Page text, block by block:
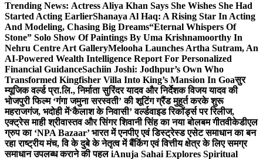
Trending News: Actress Aliya Khan Says She Wishes She Had
Started Acting EarlierShanaya Al Haq: A Rising Star In Acting
And Modeling, Chasing Big Dreams“Eternal Whispers Of
Stone” Solo Show Of Paintings By Uma Krishnamoorthy In
Nehru Centre Art GalleryMelooha Launches Artha Sutram, An
AI-Powered Wealth Intelligence Report For Personalized
Financial GuidanceSachiin Joshi: Jodhpur’s Own Who
Transformed Kingfisher Villa Into King’s Mansion In Goaसुर
म्यूजिक वर्ल्ड प्रा.लि., निर्माता सुरिंदर यादव और निर्देशक विजय यादव की
भोजपुरी फिल्म ‘गंगा जमुना सरस्वती’ की शूटिंग ग्रैंड मुहूर्त करके शुरू
महराजगंज, भदोही में‘कैलाश के निवासी’ वर्ल्डवाइड रिकॉर्ड्स पर रिलीज,
एक्ट्रेस माही श्रीवास्तव और सिंगर शिवानी सिंह का नया बोलबम गीतवीकेडीएल
ग्रुप का ‘NPA Bazaar’ भारत में एनपीए एवं डिस्ट्रेस्ड एसेट समाधान का बन
रहा राष्ट्रीय मंच, वि के दुबे के नेतृत्व में बैंकिंग एवं वित्तीय क्षेत्र के लिए समग्र
समाधान उपलब्ध कराने की पहल iAnuja Sahai Explores Spiritual